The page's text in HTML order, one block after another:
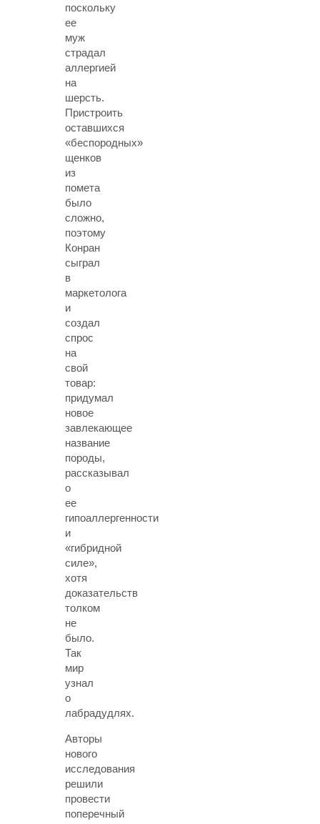
поскольку
ее
муж
страдал
аллергией
на
шерсть.
Пристроить
оставшихся
«беспородных»
щенков
из
помета
было
сложно,
поэтому
Конран
сыграл
в
маркетолога
и
создал
спрос
на
свой
товар:
придумал
новое
завлекающее
название
породы,
рассказывал
о
ее
гипоаллергенности
и
«гибридной
силе»,
хотя
доказательств
толком
не
было.
Так
мир
узнал
о
лабрадудлях.
Авторы
нового
исследования
решили
провести
поперечный